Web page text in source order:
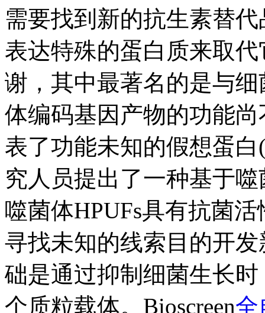
需要找到新的抗生素替
表达特殊的蛋白质来取
谢，其中最著名的是与
体编码基因产物的功能
表了功能未知的假想蛋
究人员提出了一种基于
噬菌体HPUFs具有抗菌
寻找未知的线索目的开
础是通过抑制细菌生长
个质粒载体。Bioscreen全